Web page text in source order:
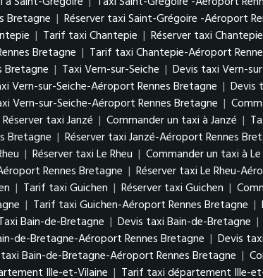
Bretagne | Réserver taxi Saint-Grégoire -Aéroport
| Tarif taxi Chantepie | Réserver taxi Chantepie
Bretagne | Tarif taxi Chantepie-Aéroport
Bretagne | Taxi Vern-sur-Seiche | Devis taxi Vern-
Vern-sur-Seiche-Aéroport Rennes Bretagne | Devis
Vern-sur-Seiche-Aéroport Rennes Bretagne |
Réserver taxi Janzé | Commander un taxi à Janzé |
Bretagne | Réserver taxi Janzé-Aéroport Rennes
| Réserver taxi Le Rheu | Commander un taxi à Le
Rennes Bretagne | Réserver taxi Le Rheu-
| Tarif taxi Guichen | Réserver taxi Guichen |
| Tarif taxi Guichen-Aéroport Rennes Bretagne |
Bain-de-Bretagne | Devis taxi Bain-de-Bretagne |
de-Bretagne-Aéroport Rennes Bretagne | Devis
Bain-de-Bretagne-Aéroport Rennes Bretagne |
Ille-et-Vilaine | Tarif taxi département Ille-